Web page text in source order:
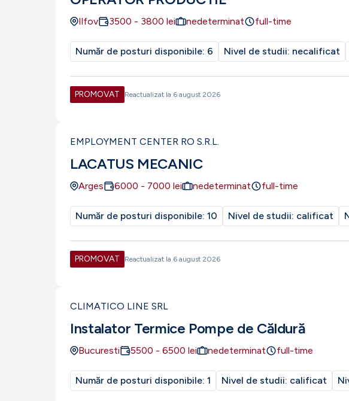
Ilfov 3500 - 3800 lei nedeterminat full-time
Număr de posturi disponibile: 6 Nivel de studii: necalificat
PROMOVAT Reactualizat la 6 august 2026
EMPLOYMENT CENTER RO S.R.L.
LACATUS MECANIC
Arges 6000 - 7000 lei nedeterminat full-time
Număr de posturi disponibile: 10 Nivel de studii: calificat
PROMOVAT Reactualizat la 6 august 2026
CLIMATICO LINE SRL
Instalator Termice Pompe de Căldură
Bucuresti 5500 - 6500 lei nedeterminat full-time
Număr de posturi disponibile: 1 Nivel de studii: calificat